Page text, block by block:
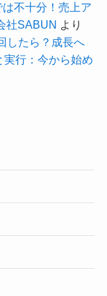
不十分！売上ア
社SABUN より
したら？成長へ
行：今から始め